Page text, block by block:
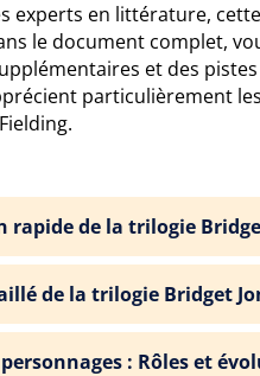
experts en littérature,
le document complet,
et des
particulièrement
rapide de la trilogie
de la trilogie Bridget
: Rôles et